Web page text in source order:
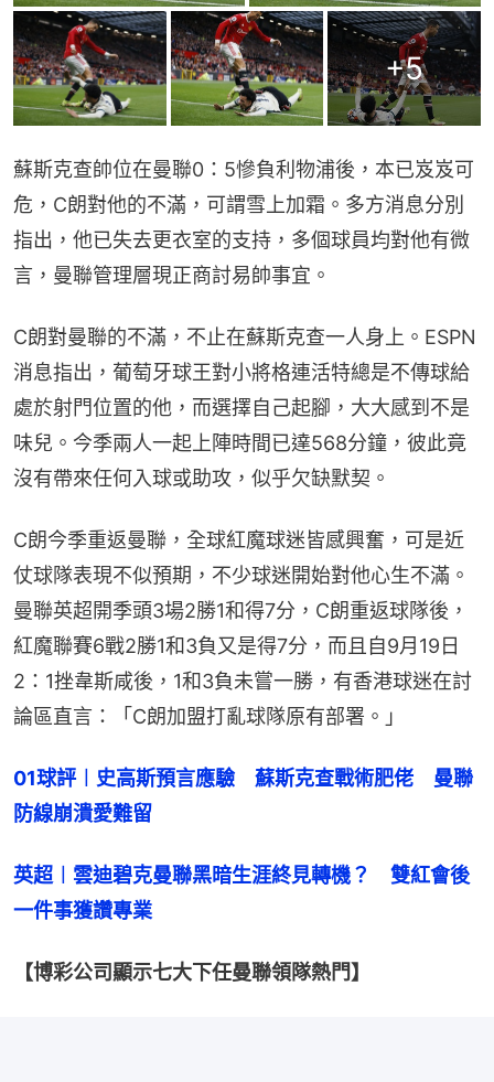
+5
蘇斯克查帥位在曼聯0：5慘負利物浦後，本已岌岌可
危，C朗對他的不滿，可謂雪上加霜。多方消息分別
指出，他已失去更衣室的支持，多個球員均對他有微
言，曼聯管理層現正商討易帥事宜。
C朗對曼聯的不滿，不止在蘇斯克查一人身上。ESPN
消息指出，葡萄牙球王對小將格連活特總是不傳球給
處於射門位置的他，而選擇自己起腳，大大感到不是
味兒。今季兩人一起上陣時間已達568分鐘，彼此竟
沒有帶來任何入球或助攻，似乎欠缺默契。
C朗今季重返曼聯，全球紅魔球迷皆感興奮，可是近
仗球隊表現不似預期，不少球迷開始對他心生不滿。
曼聯英超開季頭3場2勝1和得7分，C朗重返球隊後，
紅魔聯賽6戰2勝1和3負又是得7分，而且自9月19日
2：1挫韋斯咸後，1和3負未嘗一勝，有香港球迷在討
論區直言：「C朗加盟打亂球隊原有部署。」
01球評︱史高斯預言應驗　蘇斯克查戰術肥佬　曼聯
防線崩潰愛難留
英超︱雲迪碧克曼聯黑暗生涯終見轉機？　雙紅會後
一件事獲讚專業
【博彩公司顯示七大下任曼聯領隊熱門】